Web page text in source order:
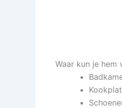
Waar kun je hem